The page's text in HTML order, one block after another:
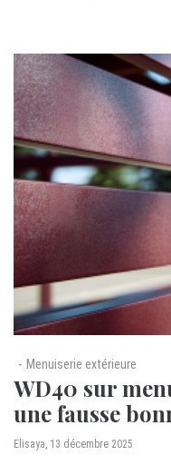
Menuiserie extérieure
WD40 sur
une fausse
by
Elisaya 13 décembre 2025